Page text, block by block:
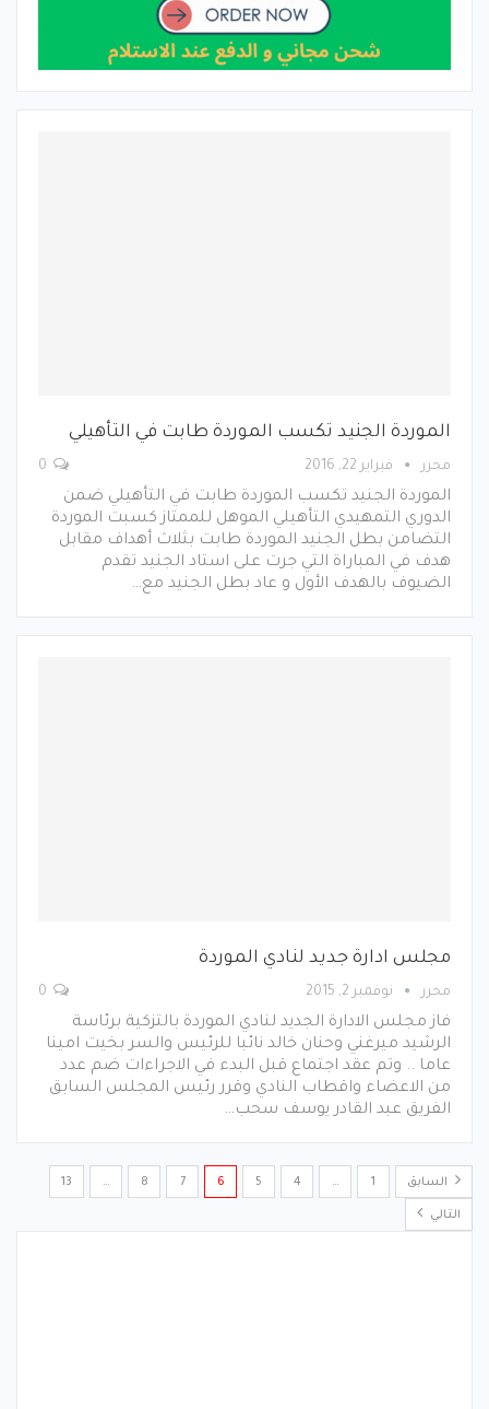
الموردة الجنيد تكسب الموردة طابت في التأهيلي
محرر فبراير 22, 2016
الموردة الجنيد تكسب الموردة طابت في التأهيلي ضمن
الدوري التمهيدي التأهيلي الموهل للممتاز كسبت الموردة
التضامن بطل الجنيد الموردة طابت بثلاث أهداف مقابل
هدف في المباراة التي جرت على استاد الجنيد تقدم
الضيوف بالهدف الأول و عاد بطل الجنيد مع…
مجلس ادارة جديد لنادي الموردة
محرر نوفمبر 2, 2015
فاز مجلس الادارة الجديد لنادي الموردة بالتزكية برئاسة
الرشيد ميرغني وحنان خالد نائبا للرئيس والسر بخيت امينا
عاما .. وتم عقد اجتماع قبل البدء في الاجراءات ضم عدد
من الاعضاء واقطاب النادي وقرر رئيس المجلس السابق
الفريق عبد القادر يوسف سحب…
السابق 1
…
4
5
6
7
8
…
13
التالي